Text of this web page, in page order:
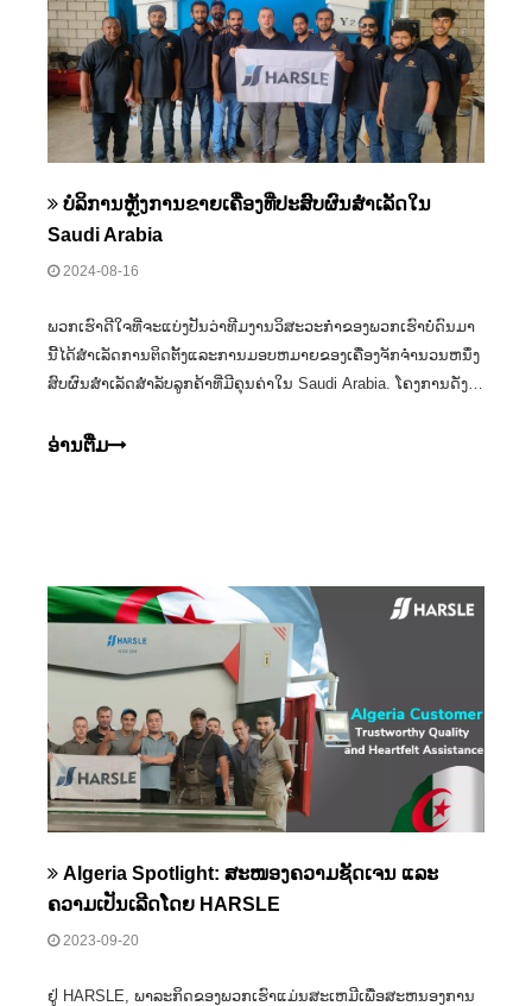
ບໍລິການຫຼັງການຂາຍເຄື່ອງທີ່ປະສົບຜົນສໍາເລັດໃນ
Saudi Arabia
2024-08-16
ພວກເຮົາດີໃຈທີ່ຈະແບ່ງປັນວ່າທີມງານວິສະວະກໍາຂອງພວກເຮົາບໍ່ດົນມາ
ນີ້ໄດ້ສໍາເລັດການຕິດຕັ້ງແລະການມອບຫມາຍຂອງເຄື່ອງຈັກຈໍານວນຫນຶ່ງ
ສົບຜົນສໍາເລັດສໍາລັບລູກຄ້າທີ່ມີຄຸນຄ່າໃນ Saudi Arabia. ໂຄງ​ການ​ດັ່ງ​
ເຄື່ອງ​ຕັດ​, ແລະ​ອຸ​ປະ​ກອນ​ທີ່​ສໍາ​ຄັນ​ອື່ນໆ​.
ອ່ານ​ຕື່ມ
Algeria Spotlight: ສະໜອງຄວາມຊັດເຈນ ແລະ
ຄວາມເປັນເລີດໂດຍ HARSLE
2023-09-20
ຢູ່ HARSLE, ພາລະກິດຂອງພວກເຮົາແມ່ນສະເຫມີເພື່ອສະຫນອງການ